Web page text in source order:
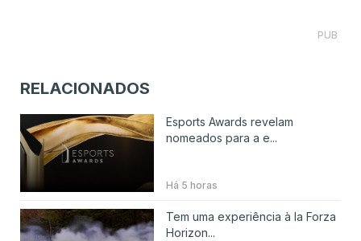
PUB
RELACIONADOS
Esports Awards revelam
nomeados para a e...
Há 5 horas
Tem uma experiência à la Forza
Horizon...